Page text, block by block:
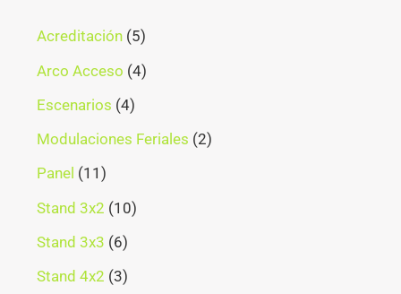
Acreditación 5
Arco Acceso 4
Escenarios 4
Modulaciones Feriales 2
Panel
11
Stand 3x2 10
Stand 3x3 6
Stand 4x2 3